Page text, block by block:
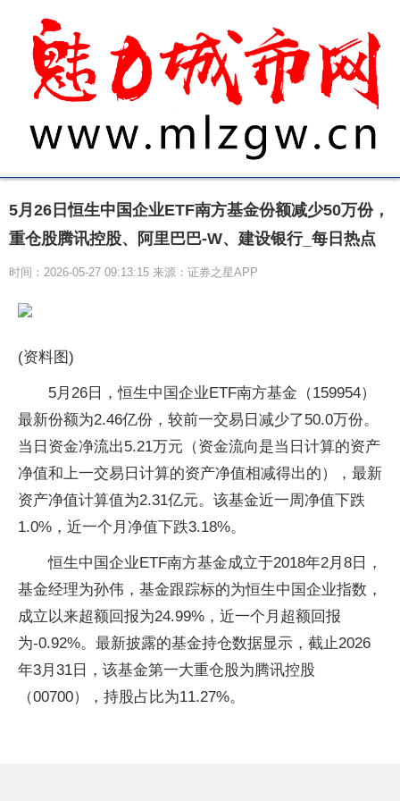
5月26日恒生中国企业ETF南方基金份额减少50万份，
重仓股腾讯控股、阿里巴巴-W、建设银行_每日热点
时间：2026-05-27 09:13:15 来源：证券之星APP
(资料图)
5月26日，恒生中国企业ETF南方基金（159954）
最新份额为2.46亿份，较前一交易日减少了50.0万份。
当日资金净流出5.21万元（资金流向是当日计算的资产
净值和上一交易日计算的资产净值相减得出的），最新
资产净值计算值为2.31亿元。该基金近一周净值下跌
1.0%，近一个月净值下跌3.18%。
恒生中国企业ETF南方基金成立于2018年2月8日，
基金经理为孙伟，基金跟踪标的为恒生中国企业指数，
成立以来超额回报为24.99%，近一个月超额回报
为-0.92%。最新披露的基金持仓数据显示，截止2026
年3月31日，该基金第一大重仓股为腾讯控股
（00700），持股占比为11.27%。